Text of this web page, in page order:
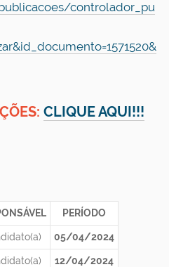
controlador_pu
CLIQUE AQUI!!!
PERÍODO
05/04/2024
12/04/2024